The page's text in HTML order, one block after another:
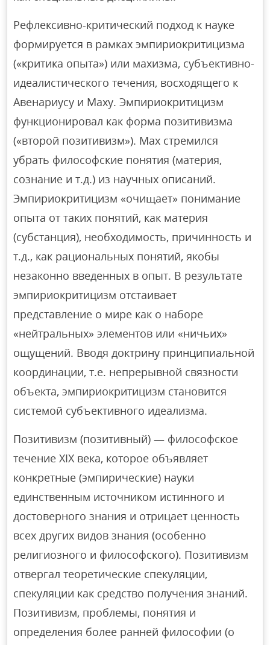
Рефлексивно-критический подход к науке
формируется в рамках эмпириокритицизма
(«критика опыта») или махизма, субъективно-
идеалистического течения, восходящего к
Авенариусу и Маху. Эмпириокритицизм
функционировал как форма позитивизма
(«второй позитивизм»). Мах стремился
убрать философские понятия (материя,
сознание и т.д.) из научных описаний.
Эмпириокритицизм «очищает» понимание
опыта от таких понятий, как материя
(субстанция), необходимость, причинность и
т.д., как рациональных понятий, якобы
незаконно введенных в опыт. В результате
эмпириокритицизм отстаивает
представление о мире как о наборе
«нейтральных» элементов или «ничьих»
ощущений. Вводя доктрину принципиальной
координации, т.е. непрерывной связности
объекта, эмпириокритицизм становится
системой субъективного идеализма.
Позитивизм (позитивный) — философское
течение XIX века, которое объявляет
конкретные (эмпирические) науки
единственным источником истинного и
достоверного знания и отрицает ценность
всех других видов знания (особенно
религиозного и философского). Позитивизм
отвергал теоретические спекуляции,
спекуляции как средство получения знаний.
Позитивизм, проблемы, понятия и
определения более ранней философии (о